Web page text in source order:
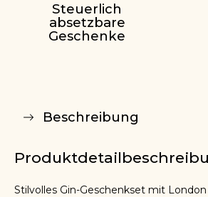
Steuerlich
absetzbare
Geschenke
Beschreibung
Stilvolles Gin-Geschenkset mit London